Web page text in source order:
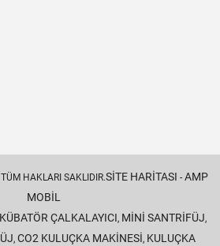
HAKLARI SAKLIDIR.SITE HARITASI - AMP
MOBIL
ÇALKALAYICI, MINI SANTRIFÜJ,
, CO2 KULUÇKA MAKINESI, KULUÇKA